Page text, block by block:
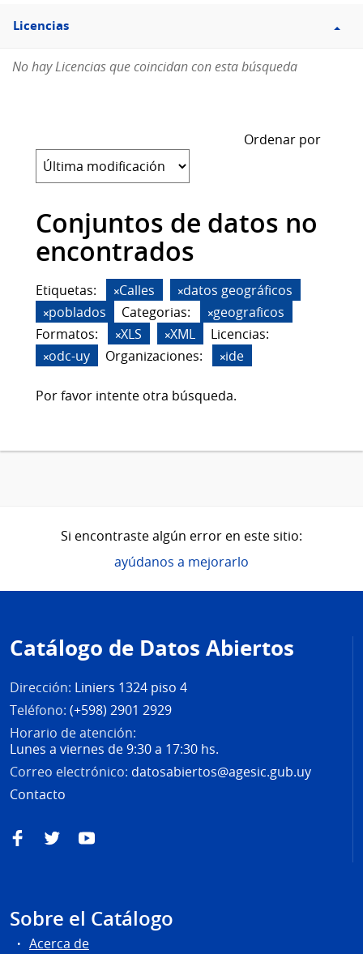
Filtro
Licencias
Licencias
No hay Licencias que coincidan con esta búsqueda
Ordenar por
Conjuntos de datos no
encontrados
Etiquetas: Calles
datos geográficos
poblados
Categorias:
geograficos
Formatos:
XLS XML
Licencias:
odc-uy
Organizaciones: ide
Por favor intente otra búsqueda.
Si encontraste algún error en este sitio:
ayúdanos a mejorarlo
de
página
Catálogo de Datos Abiertos
Dirección: Liniers 1324 piso 4
Teléfono: (+598) 2901 2929
Horario de atención:
Lunes a viernes de 9:30 a 17:30 hs.
Correo electrónico: datosabiertos@agesic.gub.uy
Contacto
FacebookTwitterYouTube
Sobre el Catálogo
Acerca de